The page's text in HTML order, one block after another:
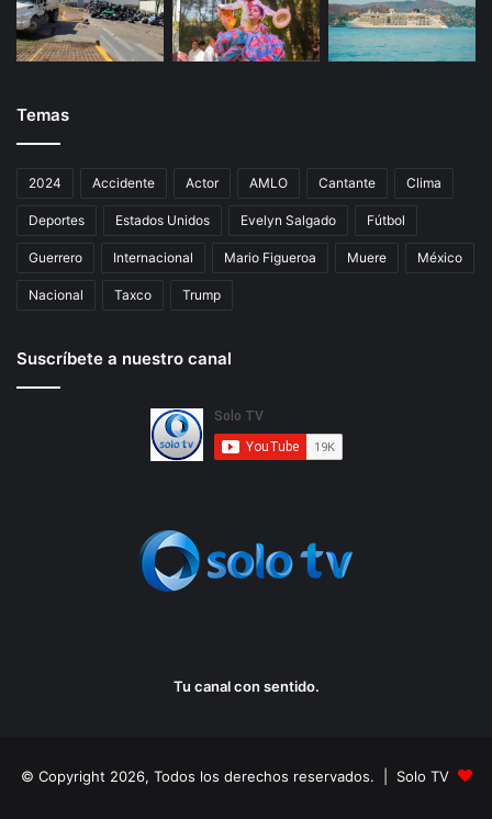
Temas
2024 Accidente Actor AMLO Cantante Clima
Deportes Estados Unidos Evelyn Salgado Fútbol
Guerrero Internacional Mario Figueroa Muere México
Nacional Taxco Trump
Suscríbete a nuestro canal
Tu canal con sentido.
© Copyright 2026, Todos los derechos reservados. | Solo TV